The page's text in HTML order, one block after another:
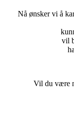
Nå ønsker vi å
vil
Vil du være